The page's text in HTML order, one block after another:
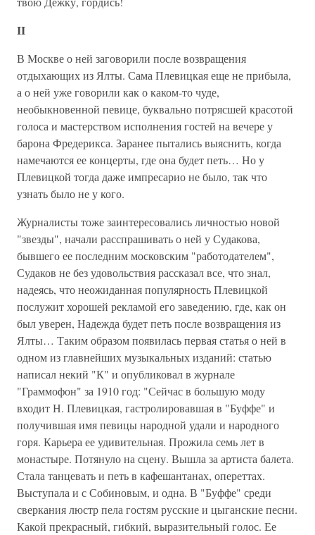
II
В Москве о ней заговорили после возвращения
отдыхающих из Ялты. Сама Плевицкая еще не прибыла,
а о ней уже говорили как о каком-то чуде,
необыкновенной певице, буквально потрясшей красотой
голоса и мастерством исполнения гостей на вечере у
барона Фредерикса. Заранее пытались выяснить, когда
намечаются ее концерты, где она будет петь… Но у
Плевицкой тогда даже импресарио не было, так что
узнать было не у кого.
Журналисты тоже заинтересовались личностью новой
"звезды", начали расспрашивать о ней у Судакова,
бывшего ее последним московским "работодателем",
Судаков не без удовольствия рассказал все, что знал,
надеясь, что неожиданная популярность Плевицкой
послужит хорошей рекламой его заведению, где, как он
был уверен, Надежда будет петь после возвращения из
Ялты… Таким образом появилась первая статья о ней в
одном из главнейших музыкальных изданий: статью
написал некий "К" и опубликовал в журнале
"Граммофон" за 1910 год: "Сейчас в большую моду
входит Н. Плевицкая, гастролировавшая в "Буффе" и
получившая имя певицы народной удали и народного
горя. Карьера ее удивительная. Прожила семь лет в
монастыре. Потянуло на сцену. Вышла за артиста балета.
Стала танцевать и петь в кафешантанах, опереттах.
Выступала и с Собиновым, и одна. В "Буффе" среди
сверкания люстр пела гостям русские и цыганские песни.
Какой прекрасный, гибкий, выразительный голос. Ее